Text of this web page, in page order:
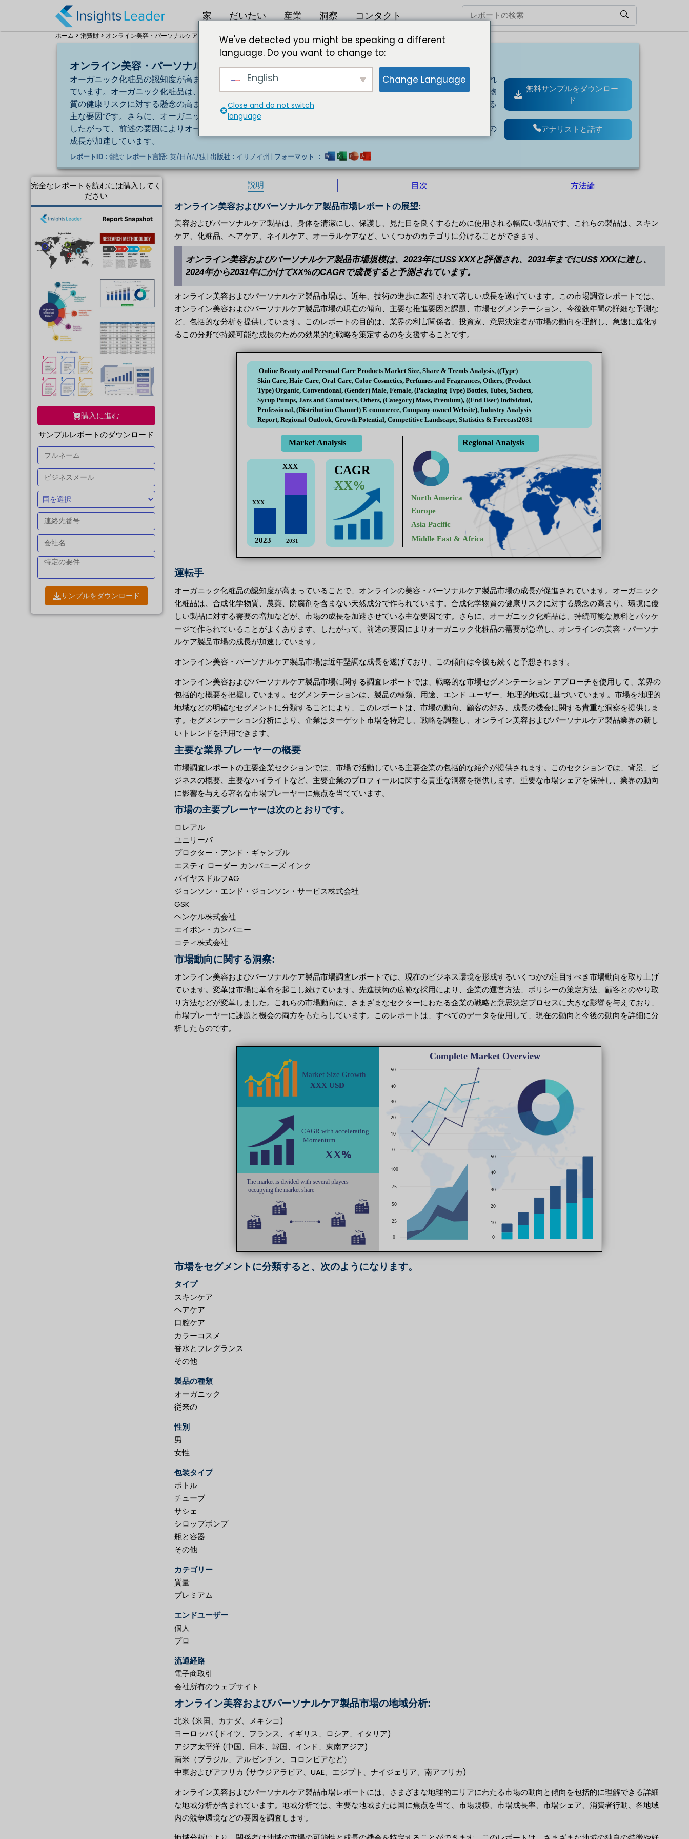
家 だいたい 産業 洞察 コンタクト
ホーム > 消費財 > オンライン美容・パーソナルケア製品市場規模 2024～2031年
オンライン美容・パーソナルケア製品市場は2030年までに規模がUSD XXXに
オーガニック化粧品の認知度が高まっていることで、オンラインの美容・パーソナルケア製品市場の成長が促進され
ています。オーガニック化粧品は、合成化学物質、農薬、防腐剤を含まない天然成分で作られています。合成化学物
質の健康リスクに対する懸念の高まり、環境に優しい製品に対する需要の増加などが、市場の成長を加速させている
主な要因です。さらに、オーガニック化粧品は、持続可能な原料とパッケージで作られていることがよくあります。
したがって、前述の要因によりオーガニック化粧品の需要が急増し、オンラインの美容・パーソナルケア製品市場の
成長が加速しています。
レポートID : 翻訳: レポート言語: 英/日/仏/独 | 出版社 : イリノイ州 | フォーマット ：
無料サンプルをダウンロー
ド
アナリストと話す
完全なレポートを読むには購入してく
ださい
購入に進む
サンプルレポートのダウンロード
サンプルをダウンロード
説明 目次 方法論
オンライン美容およびパーソナルケア製品市場レポートの展望:
美容およびパーソナルケア製品は、身体を清潔にし、保護し、見た目を良くするために使用される幅広い製品です。これらの製品は、スキン
ケア、化粧品、ヘアケア、ネイルケア、オーラルケアなど、いくつかのカテゴリに分けることができます。
オンライン美容およびパーソナルケア製品市場規模は、2023年にUS$ XXXと評価され、2031年までにUS$ XXXに達し、
2024年から2031年にかけてXX%のCAGRで成長すると予測されています。
オンライン美容およびパーソナルケア製品市場は、近年、技術の進歩に牽引されて著しい成長を遂げています。この市場調査レポートでは、
オンライン美容およびパーソナルケア製品市場の現在の傾向、主要な推進要因と課題、市場セグメンテーション、今後数年間の詳細な予測な
ど、包括的な分析を提供しています。このレポートの目的は、業界の利害関係者、投資家、意思決定者が市場の動向を理解し、急速に進化す
るこの分野で持続可能な成長のための効果的な戦略を策定するのを支援することです。
運転手
オーガニック化粧品の認知度が高まっていることで、オンラインの美容・パーソナルケア製品市場の成長が促進されています。オーガニック
化粧品は、合成化学物質、農薬、防腐剤を含まない天然成分で作られています。合成化学物質の健康リスクに対する懸念の高まり、環境に優
しい製品に対する需要の増加などが、市場の成長を加速させている主な要因です。さらに、オーガニック化粧品は、持続可能な原料とパッケ
ージで作られていることがよくあります。したがって、前述の要因によりオーガニック化粧品の需要が急増し、オンラインの美容・パーソナ
ルケア製品市場の成長が加速しています。
オンライン美容・パーソナルケア製品市場は近年堅調な成長を遂げており、この傾向は今後も続くと予想されます。
オンライン美容およびパーソナルケア製品市場に関する調査レポートでは、戦略的な市場セグメンテーション アプローチを使用して、業界の
包括的な概要を把握しています。セグメンテーションは、製品の種類、用途、エンド ユーザー、地理的地域に基づいています。市場を地理的
地域などの明確なセグメントに分類することにより、このレポートは、市場の動向、顧客の好み、成長の機会に関する貴重な洞察を提供しま
す。セグメンテーション分析により、企業はターゲット市場を特定し、戦略を調整し、オンライン美容およびパーソナルケア製品業界の新し
いトレンドを活用できます。
主要な業界プレーヤーの概要
市場調査レポートの主要企業セクションでは、市場で活動している主要企業の包括的な紹介が提供されます。このセクションでは、背景、ビ
ジネスの概要、主要なハイライトなど、主要企業のプロフィールに関する貴重な洞察を提供します。重要な市場シェアを保持し、業界の動向
に影響を与える著名な市場プレーヤーに焦点を当てています。
市場の主要プレーヤーは次のとおりです。
ロレアル
ユニリーバ
プロクター・アンド・ギャンブル
エスティ ローダー カンパニーズ インク
バイヤスドルフAG
ジョンソン・エンド・ジョンソン・サービス株式会社
GSK
ヘンケル株式会社
エイボン・カンパニー
コティ株式会社
市場動向に関する洞察:
オンライン美容およびパーソナルケア製品市場調査レポートでは、現在のビジネス環境を形成するいくつかの注目すべき市場動向を取り上げ
ています。変革は市場に革命を起こし続けています。先進技術の広範な採用により、企業の運営方法、ポリシーの策定方法、顧客とのやり取
り方法などが変革しました。これらの市場動向は、さまざまなセクターにわたる企業の戦略と意思決定プロセスに大きな影響を与えており、
市場プレーヤーに課題と機会の両方をもたらしています。このレポートは、すべてのデータを使用して、現在の動向と今後の動向を詳細に分
析したものです。
市場をセグメントに分類すると、次のようになります。
タイプ
スキンケア
ヘアケア
口腔ケア
カラーコスメ
香水とフレグランス
その他
製品の種類
オーガニック
従来の
性別
男
女性
包装タイプ
ボトル
チューブ
サシェ
シロップポンプ
瓶と容器
その他
カテゴリー
質量
プレミアム
エンドユーザー
個人
プロ
流通経路
電子商取引
会社所有のウェブサイト
オンライン美容およびパーソナルケア製品市場の地域分析:
北米 (米国、カナダ、メキシコ)
ヨーロッパ (ドイツ、フランス、イギリス、ロシア、イタリア)
アジア太平洋 (中国、日本、韓国、インド、東南アジア)
南米（ブラジル、アルゼンチン、コロンビアなど）
中東およびアフリカ (サウジアラビア、UAE、エジプト、ナイジェリア、南アフリカ)
オンライン美容およびパーソナルケア製品市場レポートには、さまざまな地理的エリアにわたる市場の動向と傾向を包括的に理解できる詳細
な地域分析が含まれています。地域分析では、主要な地域または国に焦点を当て、市場規模、市場成長率、市場シェア、消費者行動、各地域
内の競争環境などの要因を調査します。
We've detected you might be speaking a different
language. Do you want to change to:
English Change Language
Close and do not switch
language